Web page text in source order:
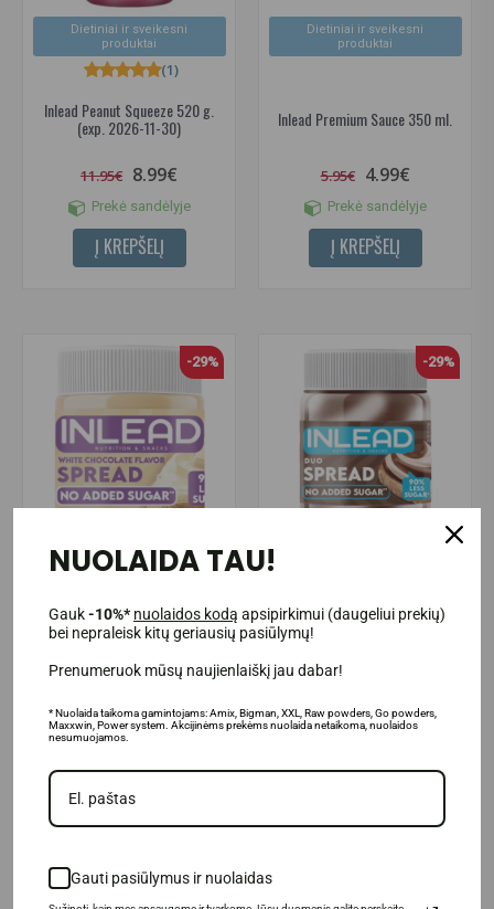
Dietiniai ir sveikesni
produktai
Inlead Peanut Squeeze 520 g.
(exp. 2026-11-30)
(1)
11.95€ 8.99€
Prekė sandėlyje
Į KREPŠELĮ
Dietiniai ir sveikesni
produktai
Inlead Premium Sauce 350 ml.
5.95€ 4.99€
Prekė sandėlyje
Į KREPŠELĮ
Dietiniai ir sveikesni
produktai
-29%
Inlead Spread 200 g. (exp.
Prekė sandėlyje
Į KREPŠELĮ
-29%
Inlead Spread 350 g.
Prekė sandėlyje
Į KREPŠELĮ
-25%
NUOLAIDA TAU!
Gauk-10%* nuolaidos kodą apsipirkimui (daugeliui prekių)
bei nepraleisk kitų geriausių pasiūlymų!
Prenumeruok mūsų naujienlaiškį jau dabar!
* Nuolaida taikoma gamintojams: Amix, Bigman, XXL, Raw powders, Go powders,
Maxxwin, Power system. Akcijinėms prekėms nuolaida netaikoma, nuolaidos
nesumuojamos.
Gauti pasiūlymus ir nuolaidas